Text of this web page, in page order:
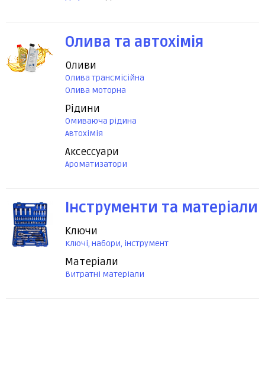
Олива та автохімія
Оливи
Олива трансмісійна
Олива моторна
Рідини
Омиваюча рідина
Автохімія
Аксессуари
Ароматизатори
Інструменти та матеріали
Ключи
Ключі, набори, інструмент
Матеріали
Витратні матеріали